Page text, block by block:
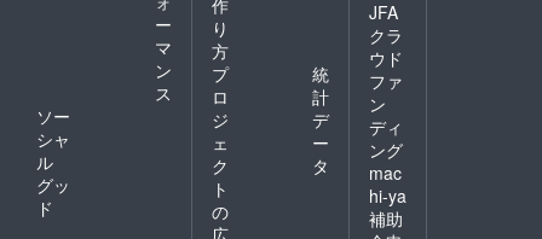
ー
マ
ン
ス
ソー
シャ
ル
グッ
ド
り
方
プ
ロ
ジ
ェ
ク
ト
の
広
統
計
デ
ー
タ
JFA
クラ
ウド
ファ
ン
ディ
ング
mac
hi-ya
補助